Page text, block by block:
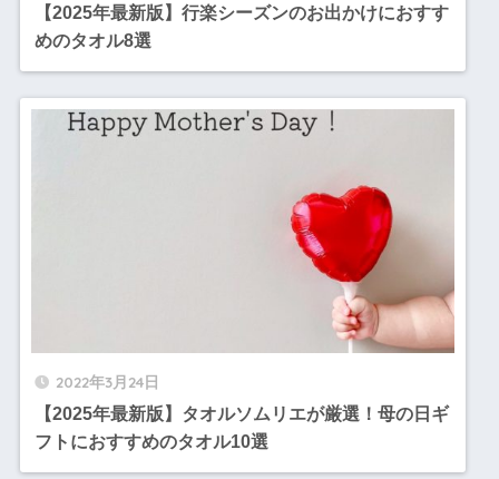
【2025年最新版】行楽シーズンのお出かけにおすす
めのタオル8選
2022年3月24日
【2025年最新版】タオルソムリエが厳選！母の日ギ
フトにおすすめのタオル10選